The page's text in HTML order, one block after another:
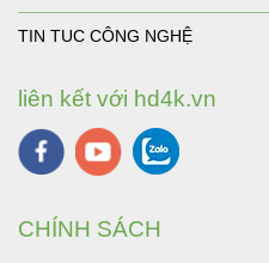
TIN TUC CÔNG NGHỆ
liên kết với hd4k.vn
CHÍNH SÁCH